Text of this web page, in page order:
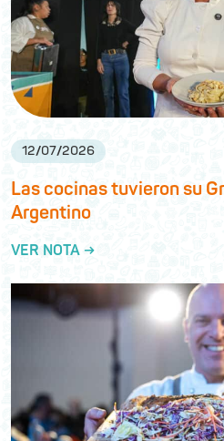
12/07/2026
Las cocinas tuvieron su
Argentino
VER NOTA →